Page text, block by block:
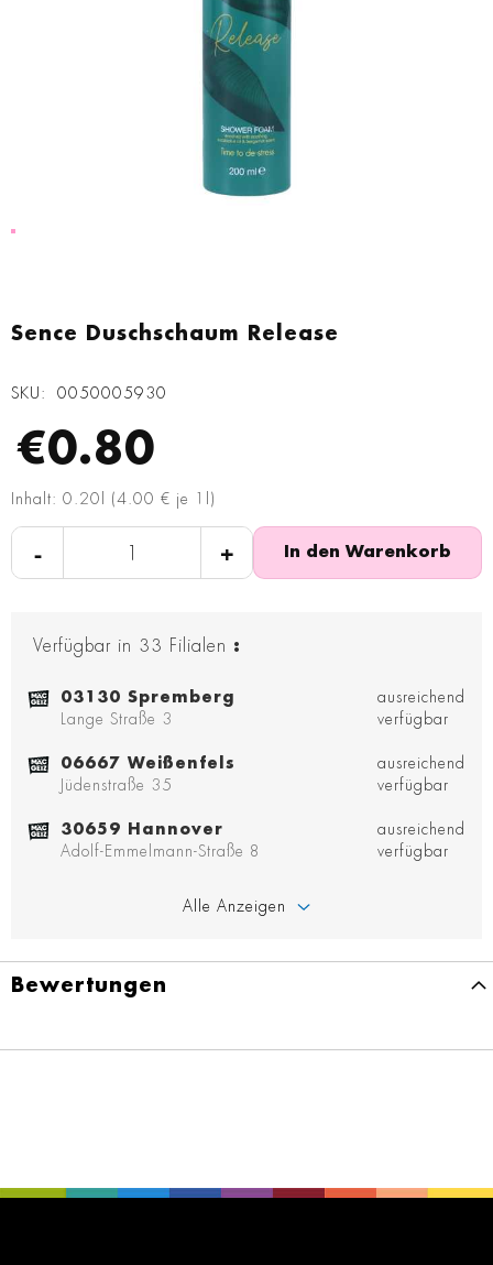
Sence Duschschaum Release
SKU 0050005930
€0.80
Inhalt: 0.20l (4.00 € je 1l)
- + In den Warenkorb
Verfügbar in 33 Filialen :
03130 Spremberg
Lange Straße 3
ausreichend
verfügbar
06667 Weißenfels
Jüdenstraße 35
ausreichend
verfügbar
30659 Hannover
Adolf-Emmelmann-Straße 8
ausreichend
verfügbar
Alle Anzeigen
Anfang
springen
Bewertungen